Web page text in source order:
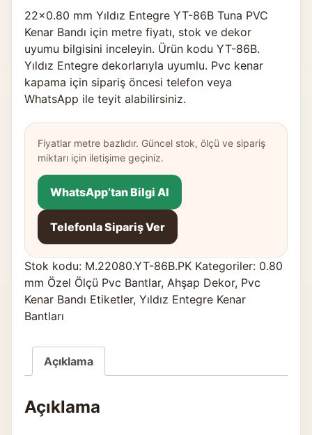
22×0.80 mm Yıldız Entegre YT-86B Tuna PVC
Kenar Bandı için metre fiyatı, stok ve dekor
uyumu bilgisini inceleyin. Ürün kodu YT-86B.
Yıldız Entegre dekorlarıyla uyumlu. Pvc kenar
kapama için sipariş öncesi telefon veya
WhatsApp ile teyit alabilirsiniz.
Fiyatlar metre bazlıdır. Güncel stok, ölçü ve sipariş
miktarı için iletişime geçiniz.
WhatsApp’tan Bilgi Al
Telefonla Sipariş Ver
Stok kodu: M.22080.YT-86B.PK Kategoriler: 0.80
mm Özel Ölçü Pvc Bantlar, Ahşap Dekor, Pvc
Kenar Bandı Etiketler, Yıldız Entegre Kenar
Bantları
Açıklama
Açıklama